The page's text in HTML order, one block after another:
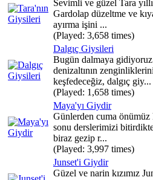
Sevimli ve güzel Tara
Gardolap düzeltme ve
ayırma işini ...
(Played: 3,658 times)
Dalgıç Giysileri
Bugün dalmaya gidiyoruz
denizaltının
keşfedeceğiz, dalgıç giy...
(Played: 1,658 times)
Maya'yı Giydir
Günlerden cuma önümüz
sonu derslerimizi
biraz gezip r...
(Played: 3,997 times)
Junset'i Giydir
Güzel ve narin kızımız